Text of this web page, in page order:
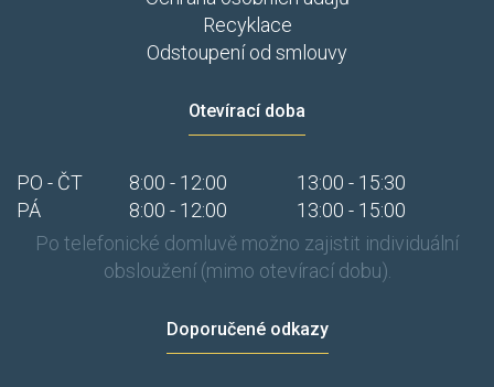
Recyklace
Odstoupení od smlouvy
Otevírací doba
PO - ČT 8:00 - 12:00
13:00 - 15:30
PÁ
8:00 - 12:00
13:00 - 15:00
Po telefonické domluvě možno zajistit individuální
obsloužení (mimo otevírací dobu).
Doporučené odkazy